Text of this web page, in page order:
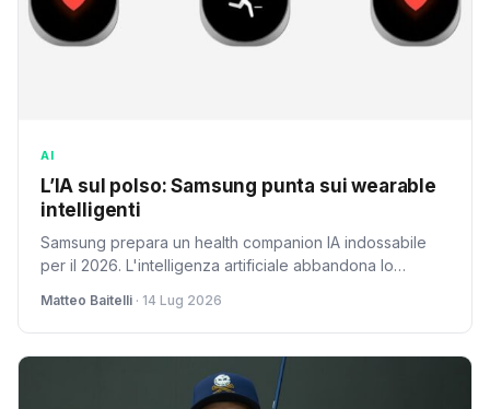
AI
L’IA sul polso: Samsung punta sui wearable
intelligenti
Samsung prepara un health companion IA indossabile
per il 2026. L'intelligenza artificiale abbandona lo
sanitario più intelligente e personalizzato.
Matteo Baitelli · 14 Lug 2026